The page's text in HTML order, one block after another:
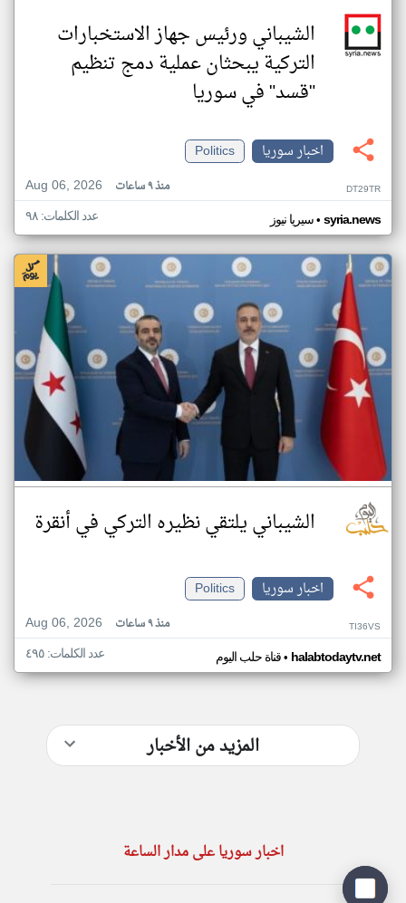
الشيباني ورئيس جهاز الاستخبارات
التركية يبحثان عملية دمج تنظيم
"قسد" في سوريا
اخبار سوريا
Politics
Aug 06, 2026
منذ ٩ ساعات DT29TR
سيريا نيوز• syria.news عدد الكلمات: ٩٨
الشيباني يلتقي نظيره التركي في أنقرة
اخبار سوريا
Politics
Aug 06, 2026
منذ ٩ ساعات TI36VS
قناة حلب اليوم• halabtodaytv.net عدد الكلمات: ٤٩٥
المزيد من الأخبار
اخبار سوريا على مدار الساعة